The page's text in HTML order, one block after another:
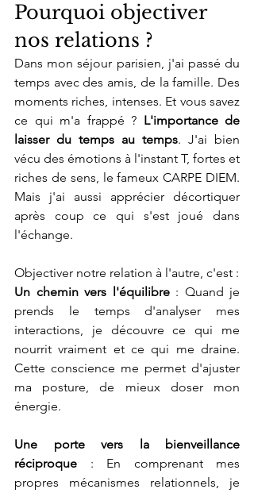
Pourquoi objectiver
nos relations ?
Dans mon séjour parisien, j'ai passé du
temps avec des amis, de la famille. Des
moments riches, intenses. Et vous savez
ce qui m'a frappé ? L'importance de
laisser du temps au temps. J'ai bien
vécu des émotions à l'instant T, fortes et
riches de sens, le fameux CARPE DIEM.
Mais j'ai aussi apprécier décortiquer
après coup ce qui s'est joué dans
l'échange.
Objectiver notre relation à l'autre, c'est :
Un chemin vers l'équilibre : Quand je
prends le temps d'analyser mes
interactions, je découvre ce qui me
nourrit vraiment et ce qui me draine.
Cette conscience me permet d'ajuster
ma posture, de mieux doser mon
énergie.
Une porte vers la bienveillance
réciproque : En comprenant mes
propres mécanismes relationnels, je